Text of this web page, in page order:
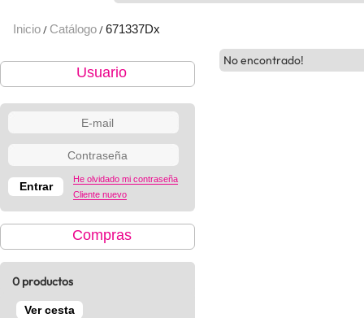
Inicio / Catálogo / 671337Dx
Usuario
He olvidado mi contraseña
Cliente nuevo
Compras
0 productos
Ver cesta
No encontrado!